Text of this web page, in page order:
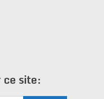
site: